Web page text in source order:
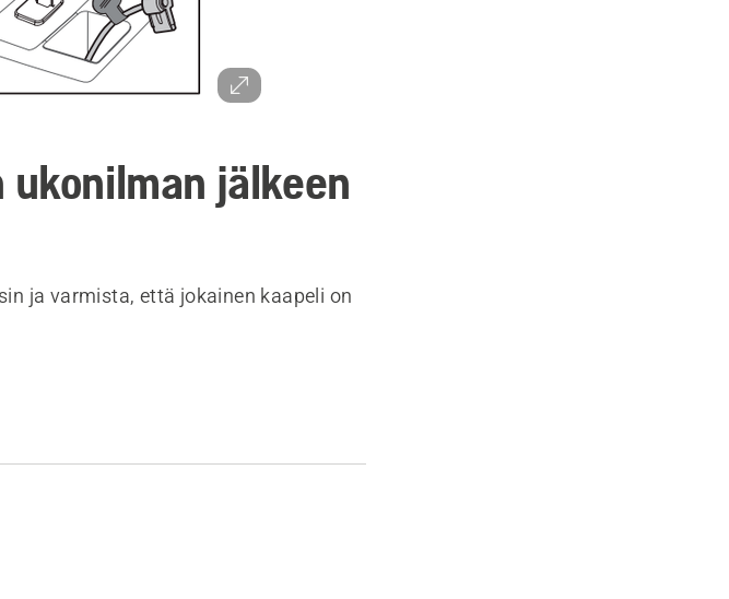
jälkeen
ja varmista, että jokainen kaapeli on